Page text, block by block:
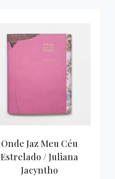
Onde Jaz Meu Céu
Estrelado / Juliana
Jacyntho